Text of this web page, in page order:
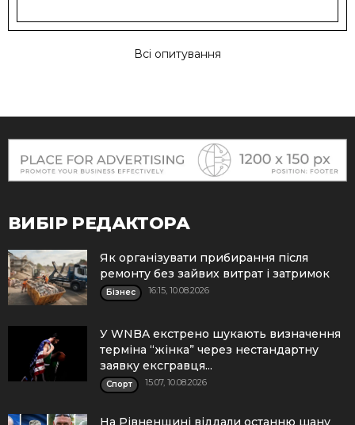
Всі опитування
ВИБІР РЕДАКТОРА
Як організувати прибирання після
ремонту без зайвих витрат і затримок
Бізнес 16:15, 10.08.2026
У WNBA екстрено шукають визначення
терміна “жінка” через нестандартну
заявку ексгравця...
Спорт 15:07, 10.08.2026
На Рівненщині віддали останню шану